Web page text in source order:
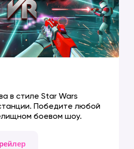
в стиле Star Wars
Победите любой
боевом шоу.
данныхна условиях
у
документов